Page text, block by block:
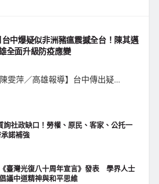
中爆疑似非洲豬瘟震撼全台！陳其邁
全面升級防疫應變
雯萍／高雄報導】台中傳出疑...
詢社政缺口！勞權、原民、客家、公托一
諾補強
《臺灣光復八十周年宣言》發表 學界人士
議中道精神與和平思維